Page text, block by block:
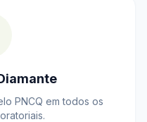
PNCQ em todos os